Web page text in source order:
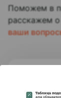
Поможем в
расскажем
ваши